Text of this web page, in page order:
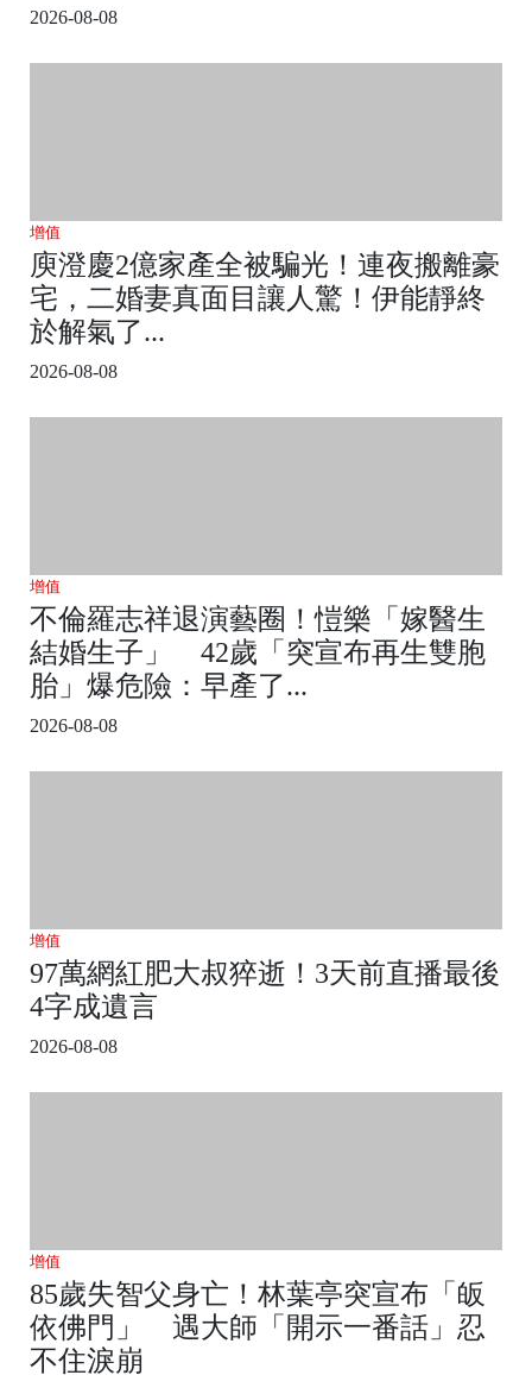
2026-08-08
增值
庾澄慶2億家產全被騙光！連夜搬離豪
宅，二婚妻真面目讓人驚！伊能靜終
於解氣了...
2026-08-08
增值
不倫羅志祥退演藝圈！愷樂「嫁醫生
結婚生子」 42歲「突宣布再生雙胞
胎」爆危險：早產了...
2026-08-08
增值
97萬網紅肥大叔猝逝！3天前直播最後
4字成遺言
2026-08-08
增值
85歲失智父身亡！林葉亭突宣布「皈
依佛門」 遇大師「開示一番話」忍
不住淚崩